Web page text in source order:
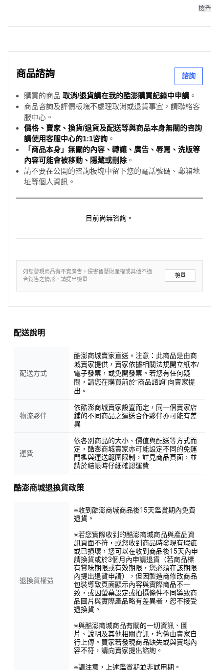
檢舉
商品諮詢 諮詢
購買的商品 取消/退貨請在我的酷澎購買記錄中申請 。
商品咨詢及評價板塊不處理取消或退貨事宜，請聯絡客
服中心。
價格、賣家、換貨/退貨及配送等與商品本身無關的咨詢
請使用客服中心的1:1咨詢 。
「商品本身」無關的內容、轉讓、廣告、辱罵、洗版等
內容可能會被移動、隱藏或刪除。
請不要在公開的咨詢板塊中留下您的電話號碼、郵箱地
址等個人資訊。
目前尚無咨詢。
如您發現商品有不實廣告、侵害智慧財產權或其他不適
合銷售之情形，請提出檢舉
檢舉
配送說明
配送方式
酷澎商城賣家直送。注意：此商品是由商
城賣家提供，賣家依據相關法規開立紙本/
電子發票，或免開發票。若您有任何疑
問，請您在購買前於“商品諮詢”向賣家提
出。
物流夥伴
依酷澎商城賣家設置而定，同一個賣家店
鋪的不同商品之運送合作夥伴亦可能有差
異
運費
依各別商品的大小、價值與配送等方式而
定，酷澎商城賣家亦可能設定不同的免運
門檻與運送範圍限制，詳見商品頁面，並
請於結帳時仔細確認運費
酷澎商城退換貨政策
退換貨權益
※收到酷澎商城商品後15天鑑賞期內免費
退貨。
※若您實際收到的酷澎商城商品與產品資
訊頁面不符，或您收到商品時發現有瑕疵
或已損壞，您可以在收到商品後15天內申
請換貨或於3個月內申請退貨（若商品標
有賞味期限或有效期限，您必須在該期限
內提出退貨申請），但因製造商修改商品
包裝導致頁面顯示內容與實際商品不一
致，或因螢幕設定或拍攝條件不同導致商
品圖片與實際產品略有差異者，恕不接受
退換貨。
※與酷澎商城商品有關的一切資訊、圖
片、說明及其他相關資訊，均係由賣家自
行上傳。買家若發現商品缺失或與賣場內
容不符，請向賣家提出諮詢。
※請注意，上述鑑賞期並非試用期。